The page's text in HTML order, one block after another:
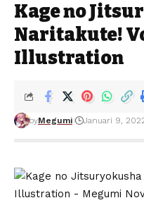
Kage no
Naritakute!
Illustration
byMegumi Januari 9,